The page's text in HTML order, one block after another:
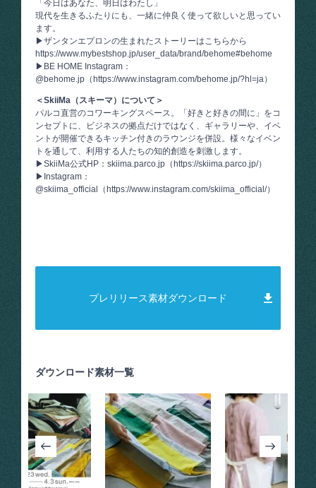
「今日はあなた、明日はわたし」
現代を生きるふたりにも、一緒に仲良く使って欲しいと思ってい
ます。
▶ザンタンエプロンの生まれたストーリーはこちらから
https://www.mybestshop.jp/user_data/brand/behome#behome
▶BE HOME Instagram：
@behome.jp（ https://www.instagram.com/behome.jp/?hl=ja）
＜SkiiMa（スキーマ）について＞
パルコ直営のコワーキングスペース。「好きと好きの間に」をコ
ンセプトに、ビジネスの拠点だけではなく、ギャラリーや、イベ
ントが開催できるキッチン付きのラウンジを併設。様々なイベン
トを通して、利用する人たちの知的創造を刺激します。
▶SkiiMa公式HP：skiima.parco.jp（ https://skiima.parco.jp/）
▶Instagram：
@skiima_official（ https://www.instagram.com/skiima_official/）
プレリリース素材ダウンロード
ダウンロード素材一覧